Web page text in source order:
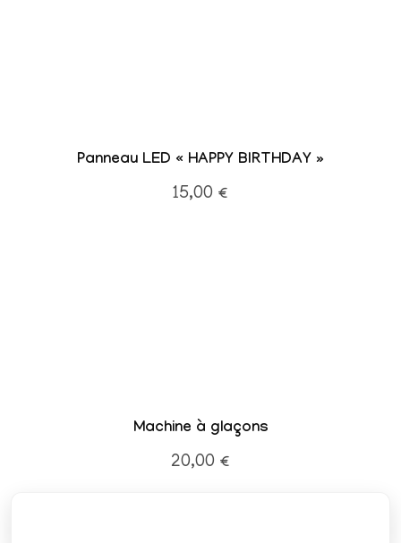
Panneau LED « HAPPY BIRTHDAY »
15,00 €
Machine à glaçons
20,00 €